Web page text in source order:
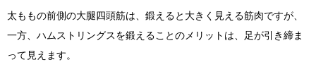
太ももの前側の大腿四頭筋は、鍛えると大きく見える筋肉ですが、
一方、ハムストリングスを鍛えることのメリットは、足が引き締ま
って見えます。